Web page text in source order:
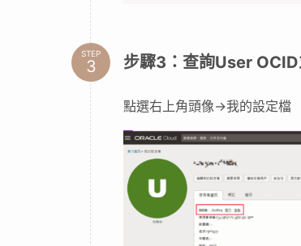
STEP
powershell -
STEP 步驟2：在PowelShell